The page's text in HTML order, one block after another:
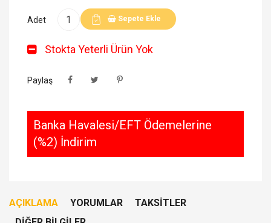
Adet Sepete Ekle
Stokta Yeterli Ürün Yok
Paylaş
Banka Havalesi/EFT Ödemelerine
(%2) İndirim
AÇIKLAMA YORUMLAR
TAKSITLER